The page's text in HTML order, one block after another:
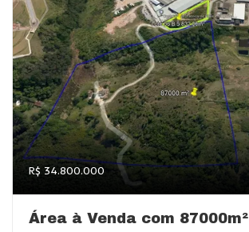
R$ 34.800.000
Área à Venda com 87000m²